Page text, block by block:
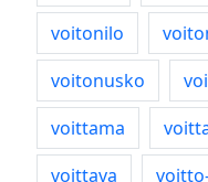
voitonilo
voitonusko
voittama
voittava